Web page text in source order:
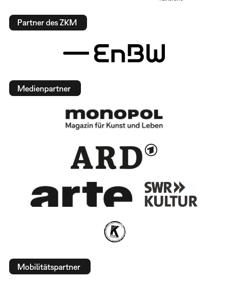
Partner des ZKM
Medienpartner
Mobilitätspartner